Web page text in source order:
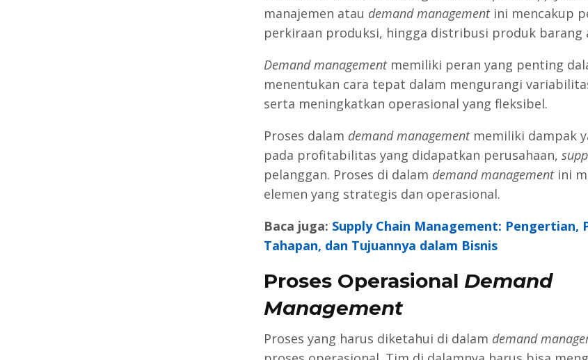
manajemen atau demand managementini mencakup
perkiraan produksi, hingga distribusi produk barang
Demand managementmemiliki peran yang penting
menentukan cara tepat dalam mengurangi
serta meningkatkan operasional yang fleksibel.
Proses dalam demand managementmemiliki dampak
pada profitabilitas yang didapatkan perusahaan,
pelanggan. Proses di dalam demand managementini
elemen yang strategis dan operasional.
Baca juga: Supply Chain Management: Pengertian,
Tahapan, dan Tujuannya dalam Bisnis
Proses Operasional Demand
Management
Proses yang harus diketahui di dalam demand